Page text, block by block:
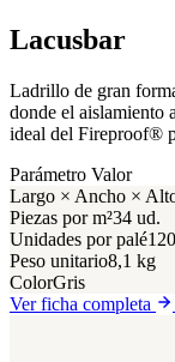
Lacusbar
Ladrillo de gran
donde el aislamiento
ideal del Fireproof®
Parámetro Valor
Largo × Ancho ×
Piezas por m²34 ud.
Unidades por palé
Peso unitario8,1 kg
ColorGris
Ver ficha completa